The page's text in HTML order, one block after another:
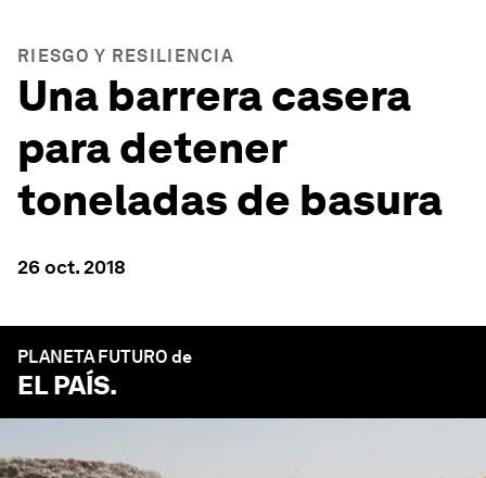
RIESGO Y RESILIENCIA
Una barrera casera
para detener
toneladas de basura
26 oct. 2018
PLANETA FUTURO de
EL PAÍS.